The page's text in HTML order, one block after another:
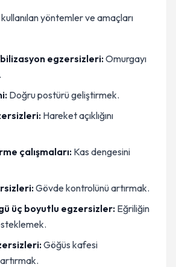
yöntemler ve amaçları
egzersizleri:Omurgayı
Doğru postürü geliştirmek.
Hareket açıklığını
çalışmaları:Kas dengesini
Gövde kontrolünü artırmak.
üç boyutlu egzersizler: Eğriliğin
Göğüs kafesi